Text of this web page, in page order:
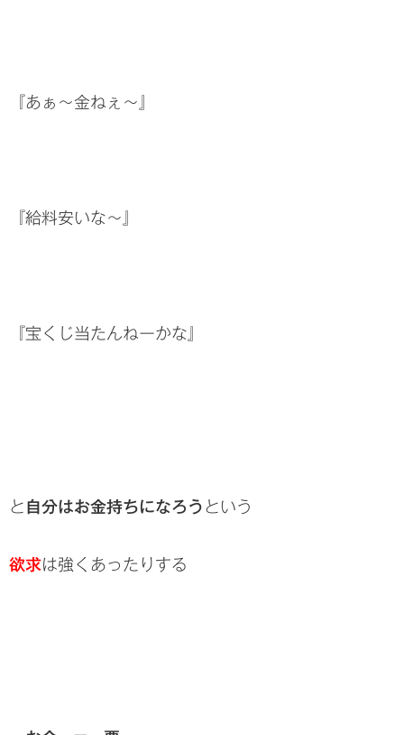
『あぁ～金ねぇ～』
『給料安いな～』
『宝くじ当たんねーかな』
と 自分はお金持ちになろう という
欲求は強くあったりする